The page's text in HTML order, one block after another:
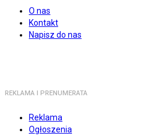
O nas
Kontakt
Napisz do nas
REKLAMA I PRENUMERATA
Reklama
Ogłoszenia